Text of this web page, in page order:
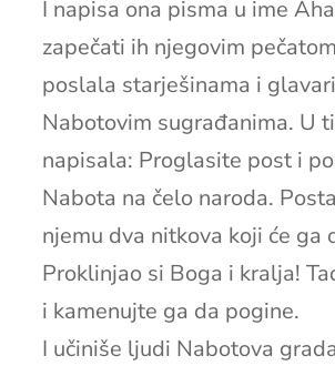
I napisa ona pisma u ime
zapečati ih njegovim
poslala starješinama i
Nabotovim sugrađanima. U
napisala: Proglasite post i
Nabota na čelo naroda.
njemu dva nitkova koji će ga
Proklinjao si Boga i kralja!
i kamenujte ga da pogine.
I učiniše ljudi Nabotova